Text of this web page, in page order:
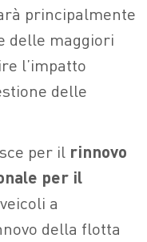
principalmente
delle maggiori
l’impatto
delle
per il rinnovo
per il
a
della flotta